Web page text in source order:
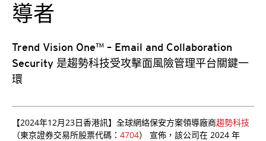
導者
Trend Vision One™ – Email and Collaboration
Security 是趨勢科技受攻擊面風險管理平台關鍵一
環
【2024年12月23日香港訊】全球網絡保安方案領導廠商趨勢科技
（東京證券交易所股票代碼： 4704） 宣佈，該公司在 2024 年